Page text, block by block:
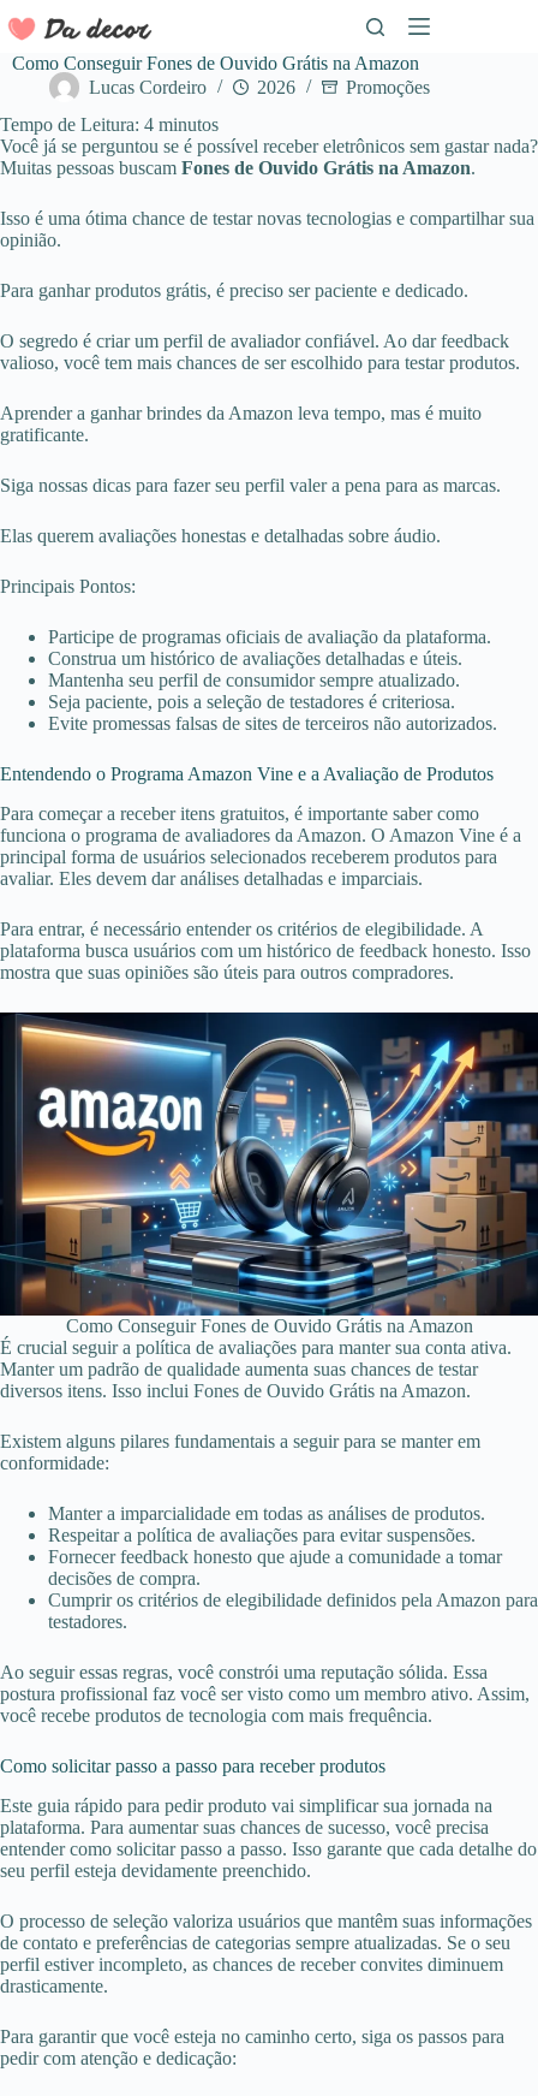
para
conteúdo
Como Conseguir Fones de Ouvido Grátis na Amazon
Lucas Cordeiro
2026
Promoções
Tempo de Leitura: 4 minutos
Você já se perguntou se é possível receber eletrônicos sem gastar nada?
Muitas pessoas buscam Fones de Ouvido Grátis na Amazon.
Isso é uma ótima chance de testar novas tecnologias e compartilhar sua
opinião.
Para ganhar produtos grátis, é preciso ser paciente e dedicado.
O segredo é criar um perfil de avaliador confiável. Ao dar feedback
valioso, você tem mais chances de ser escolhido para testar produtos.
Aprender a ganhar brindes da Amazon leva tempo, mas é muito
gratificante.
Siga nossas dicas para fazer seu perfil valer a pena para as marcas.
Elas querem avaliações honestas e detalhadas sobre áudio.
Principais Pontos:
Participe de programas oficiais de avaliação da plataforma.
Construa um histórico de avaliações detalhadas e úteis.
Mantenha seu perfil de consumidor sempre atualizado.
Seja paciente, pois a seleção de testadores é criteriosa.
Evite promessas falsas de sites de terceiros não autorizados.
Entendendo o Programa Amazon Vine e a Avaliação de Produtos
Para começar a receber itens gratuitos, é importante saber como
funciona o programa de avaliadores da Amazon. O Amazon Vine é a
principal forma de usuários selecionados receberem produtos para
avaliar. Eles devem dar análises detalhadas e imparciais.
Para entrar, é necessário entender os critérios de elegibilidade. A
plataforma busca usuários com um histórico de feedback honesto. Isso
mostra que suas opiniões são úteis para outros compradores.
Como Conseguir Fones de Ouvido Grátis na Amazon
É crucial seguir a política de avaliações para manter sua conta ativa.
Manter um padrão de qualidade aumenta suas chances de testar
diversos itens. Isso inclui Fones de Ouvido Grátis na Amazon.
Existem alguns pilares fundamentais a seguir para se manter em
conformidade:
Manter a imparcialidade em todas as análises de produtos.
Respeitar a política de avaliações para evitar suspensões.
Fornecer feedback honesto que ajude a comunidade a tomar
decisões de compra.
Cumprir os critérios de elegibilidade definidos pela Amazon para
testadores.
Ao seguir essas regras, você constrói uma reputação sólida. Essa
postura profissional faz você ser visto como um membro ativo. Assim,
você recebe produtos de tecnologia com mais frequência.
Como solicitar passo a passo para receber produtos
Este guia rápido para pedir produto vai simplificar sua jornada na
plataforma. Para aumentar suas chances de sucesso, você precisa
entender como solicitar passo a passo. Isso garante que cada detalhe do
seu perfil esteja devidamente preenchido.
O processo de seleção valoriza usuários que mantêm suas informações
de contato e preferências de categorias sempre atualizadas. Se o seu
perfil estiver incompleto, as chances de receber convites diminuem
drasticamente.
Para garantir que você esteja no caminho certo, siga os passos para
pedir com atenção e dedicação: